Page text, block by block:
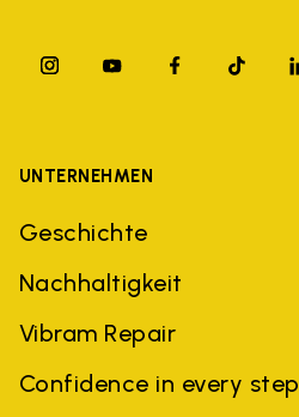
UNTERNEHMEN
Geschichte
Nachhaltigkeit
Vibram Repair
Confidence in every step